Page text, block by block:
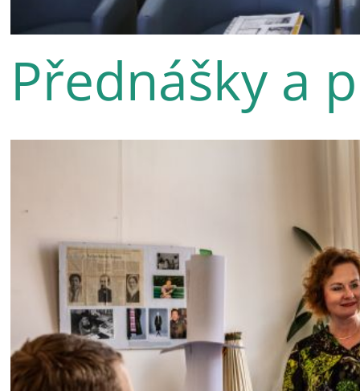
Přednášky a